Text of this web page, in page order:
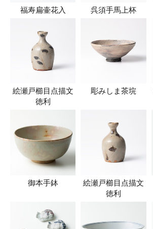
福寿扁壷花入 呉須手馬上杯
絵瀬戸櫛目点描文
徳利
彫みしま茶垸
御本手鉢
絵瀬戸櫛目点描文
徳利